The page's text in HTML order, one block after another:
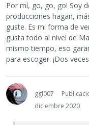
Por mí, go, go, go! Soy
producciones hagan,
guste. Es mi forma de
gusta todo al nivel de
mismo tiempo, eso
para escoger. ¡Dos
ggl007
diciembre 2020